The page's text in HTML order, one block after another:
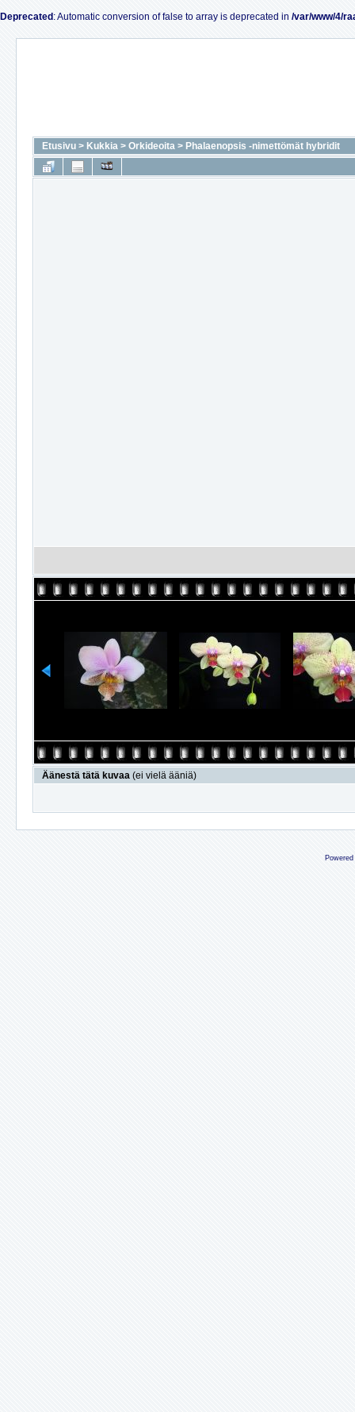
Deprecated : Automatic conversion of false to array is deprecated in /var/www/4/
Etusivu > Kukkia > Orkideoita > Phalaenopsis -nimettömät hybridit
Äänestä tätä kuvaa (ei vielä ääniä)